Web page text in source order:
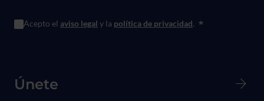
Acepto el aviso legal y la política de privacidad. *
Menú principal de Pie de página
Únete